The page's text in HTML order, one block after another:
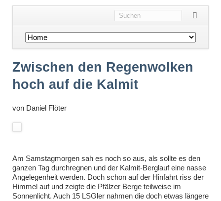
Navigation
Zwischen den Regenwolken
hoch auf die Kalmit
von Daniel Flöter
Am Samstagmorgen sah es noch so aus, als sollte es den
ganzen Tag durchregnen und der Kalmit-Berglauf eine nasse
Angelegenheit werden. Doch schon auf der Hinfahrt riss der
Himmel auf und zeigte die Pfälzer Berge teilweise im
Sonnenlicht. Auch 15 LSGler nahmen die doch etwas längere